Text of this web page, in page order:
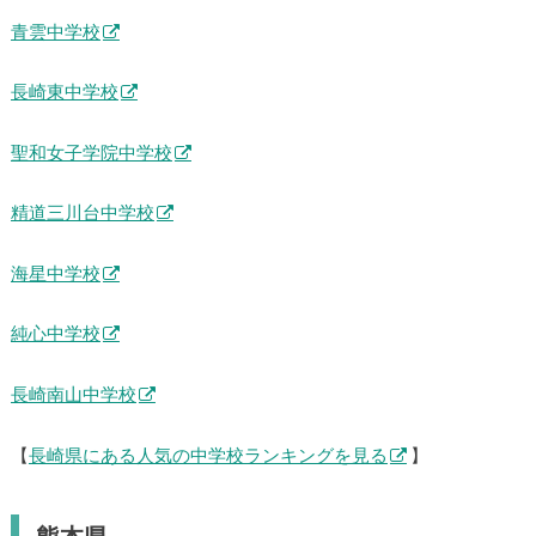
青雲中学校
長崎東中学校
聖和女子学院中学校
精道三川台中学校
海星中学校
純心中学校
長崎南山中学校
【 長崎県にある人気の中学校ランキングを見る 】